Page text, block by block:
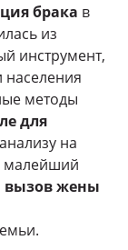
брака в
из
инструмент,
населения
методы
для
на
малейший
вызов жены